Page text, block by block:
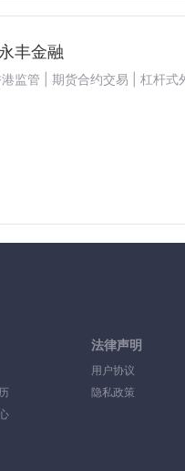
丰金融
监管 | 期货合约交易 | 杠杆式
法律声明
用户协议
隐私政策